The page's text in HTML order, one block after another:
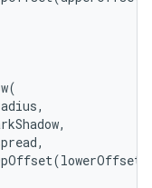
(
,
,
,
(lowerOffset